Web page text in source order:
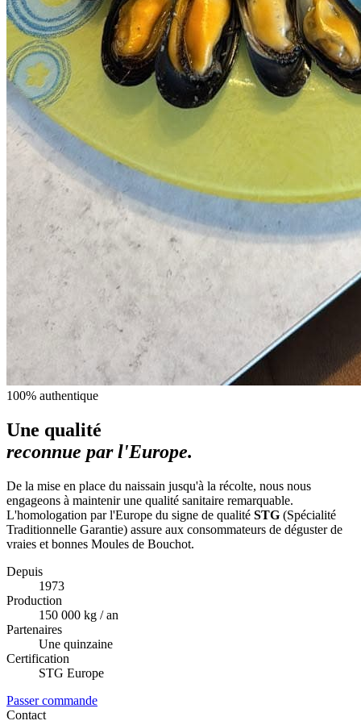
100% authentique
Une qualité
reconnue par l'Europe.
De la mise en place du naissain jusqu'à la récolte, nous nous
engageons à maintenir une qualité sanitaire remarquable.
L'homologation par l'Europe du signe de qualité STG (Spécialité
Traditionnelle Garantie) assure aux consommateurs de déguster de
vraies et bonnes Moules de Bouchot.
Depuis
1973
Production
150 000 kg / an
Partenaires
Une quinzaine
Certification
STG Europe
Passer commande
Contact